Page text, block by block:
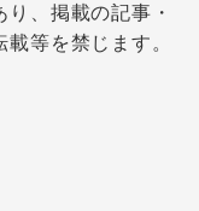
、掲載の記事・
等を禁じます。